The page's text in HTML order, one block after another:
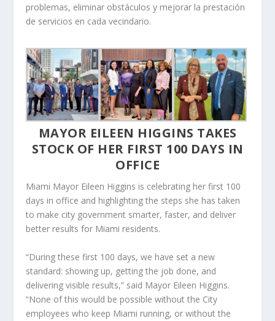
problemas, eliminar obstáculos y mejorar la prestación
de servicios en cada vecindario.
MAYOR EILEEN HIGGINS TAKES
STOCK OF HER FIRST 100 DAYS IN
OFFICE
Miami Mayor Eileen Higgins is celebrating her first 100
days in office and highlighting the steps she has taken
to make city government smarter, faster, and deliver
better results for Miami residents.
“During these first 100 days, we have set a new
standard: showing up, getting the job done, and
delivering visible results,” said Mayor Eileen Higgins.
“None of this would be possible without the City
employees who keep Miami running, or without the